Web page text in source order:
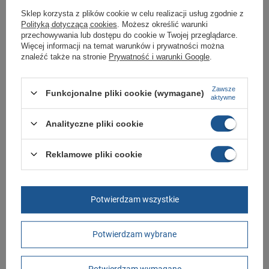
oryginalny i pochodzi z oficjalnej sieci dystrybucyjnej.
W ciągu 30 dni możesz dokonać zwrotu bądź wymiany towaru bez
podania przyczyny.
Marka Lee Cooper
Symbol LCW-25-34-3574K
Materiał zewnętrzny tkanina
Zapięcie rzepy
centymetrach
Więcej
Szerokość towaru w
20
Wysokość towaru w
Sklep korzysta z plików cookie w celu realizacji usług zgodnie z
Polityką dotyczącą cookies . Możesz określić warunki
przechowywania lub dostępu do cookie w Twojej przeglądarce.
Więcej informacji na temat warunków i prywatności można
znaleźć także na stronie Prywatność i warunki Google
Funkcjonalne pliki cookie (wymagane)
Zawsze
aktywne
Analityczne pliki cookie
Reklamowe pliki cookie
Potwierdzam wybrane
Potwierdzam wszystkie